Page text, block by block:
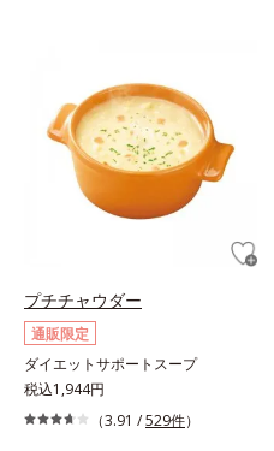
プチチャウダー
通販限定
ダイエットサポートスープ
税込1,944円
（3.91 /529件）